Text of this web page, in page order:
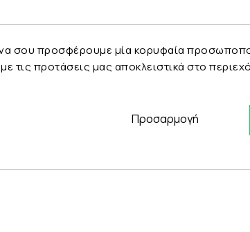
σου προσφέρουμε μία κορυφαία
προτάσεις μας αποκλειστικά στο
Προσαρμογή